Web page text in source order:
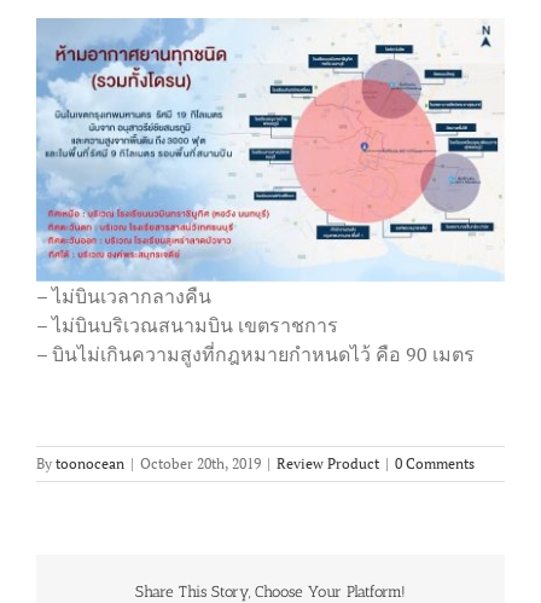
– ไม่บินเวลากลางคืน
– ไม่บินบริเวณสนามบิน เขตราชการ
– บินไม่เกินความสูงที่กฎหมายกำหนดไว้ คือ 90 เมตร
By toonocean | October 20th, 2019 | Review Product | 0 Comments
Share This Story, Choose Your Platform!